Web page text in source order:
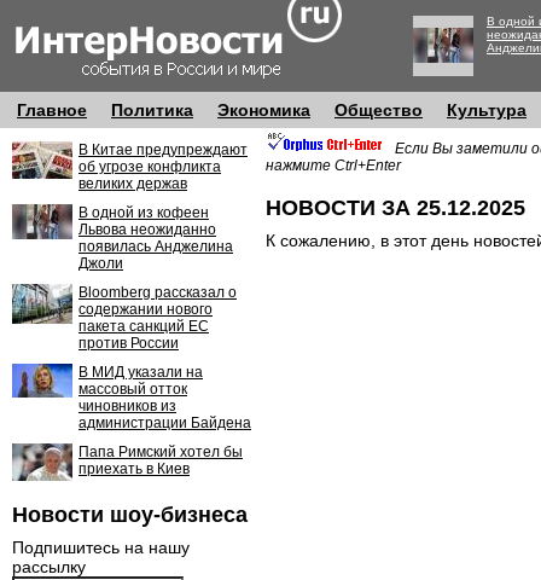
В одной
Главное Политика Экономика Общество Культура
В Китае предупреждают
об угрозе конфликта
великих держав
В одной из кофеен
Львова неожиданно
появилась Анджелина
Джоли
Bloomberg рассказал о
содержании нового
пакета санкций ЕС
против России
В МИД указали на
массовый отток
чиновников из
администрации Байдена
Папа Римский хотел бы
приехать в Киев
Новости шоу-бизнеса
Подпишитесь на нашу
рассылку
Если Вы заметили
нажмите Ctrl+Enter
НОВОСТИ ЗА 25.12.2025
К сожалению, в этот день